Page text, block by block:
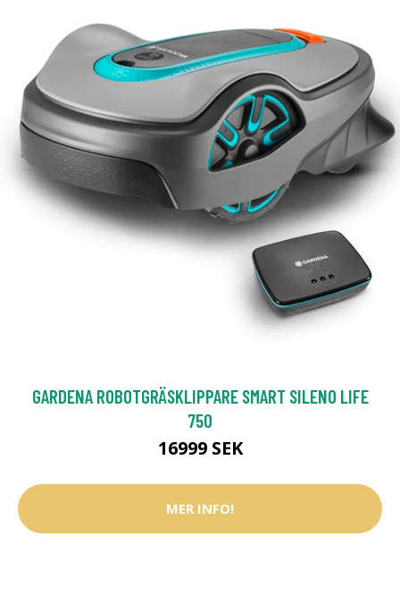
GARDENA ROBOTGRÄSKLIPPARE SMART SILENO LIFE
750
16999 SEK
MER INFO!